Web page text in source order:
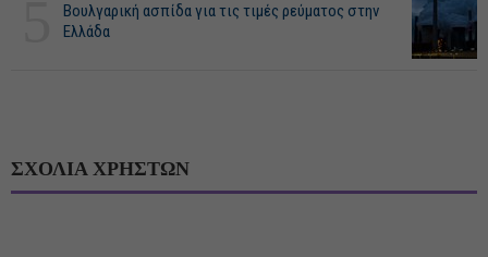
Βουλγαρική ασπίδα για τις τιμές ρεύματος στην
Ελλάδα
ΣΧΟΛΙΑ ΧΡΗΣΤΩΝ